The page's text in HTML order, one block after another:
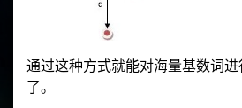
通过这种方式就能对海量基数词
了。